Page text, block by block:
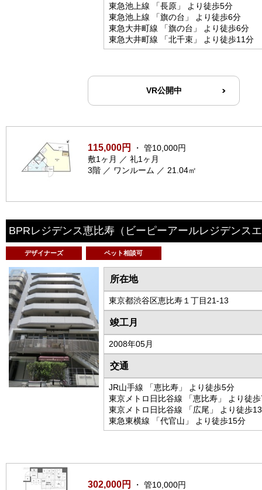
東急池上線 「長原」 より徒歩5分
東急池上線 「旗の台」 より徒歩6分
東急大井町線 「旗の台」 より徒歩6分
東急大井町線 「北千束」 より徒歩11分
VR公開中
115,000円
・ 管10,000円
敷1ヶ月 ／ 礼1ヶ月
3階 ／ ワンルーム ／ 21.04㎡
BPRレジデンス恵比寿 （ビーピーアールレジデンス
デザイナーズ ペット相談可
所在地
東京都渋谷区恵比寿１丁目21-13
竣工月
2008年05月
交通
JR山手線 「恵比寿」 より徒歩5分
東京メトロ日比谷線 「恵比寿」 より徒
東京メトロ日比谷線 「広尾」 より徒歩
東急東横線 「代官山」 より徒歩15分
302,000円
・ 管10,000円